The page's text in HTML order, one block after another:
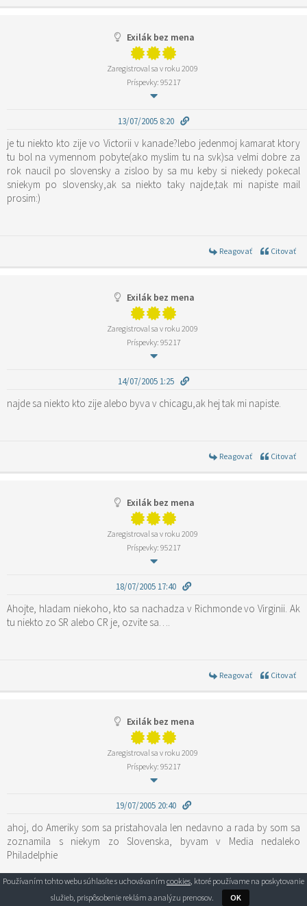
Exilák bez mena
Zaregistroval sa v roku 2009
Príspevky: 95217
13/07/2005 8:20
je tu niekto kto zije vo Victorii v kanade?lebo jedenmoj kamarat ktory
tu bol na vymennom pobyte(ako myslim tu na svk)sa velmi dobre za
rok naucil po slovensky a zisloo by sa mu keby si niekedy pokecal
sniekym po slovensky,ak sa niekto taky najde,tak mi napiste mail
prosim:)
Reagovať Citovať
Exilák bez mena
Zaregistroval sa v roku 2009
Príspevky: 95217
14/07/2005 1:25
najde sa niekto kto zije alebo byva v chicagu,ak hej tak mi napiste.
Reagovať Citovať
Exilák bez mena
Zaregistroval sa v roku 2009
Príspevky: 95217
18/07/2005 17:40
Ahojte, hladam niekoho, kto sa nachadza v Richmonde vo Virginii. Ak
tu niekto zo SR alebo CR je, ozvite sa….
Reagovať Citovať
Exilák bez mena
Zaregistroval sa v roku 2009
Príspevky: 95217
19/07/2005 20:40
ahoj, do Ameriky som sa pristahovala len nedavno a rada by som sa
zoznamila s niekym zo Slovenska, byvam v Media nedaleko
Philadelphie
Používaním tohto webu súhlasíte s uchovávaním cookies, ktoré používame na poskytovanie
služieb, prispôsobenie reklám a analýzu prenosov.
OK